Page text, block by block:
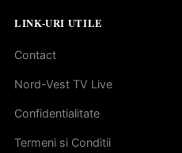
LINK-URI UTILE
Contact
Nord-Vest TV Live
Confidentialitate
Termeni si Conditii